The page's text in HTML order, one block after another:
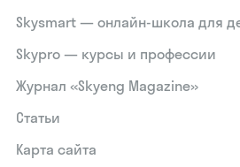
Skysmart — онлайн-школа для
Skypro — курсы и профессии
Журнал «Skyeng Magazine»
Статьи
Карта сайта